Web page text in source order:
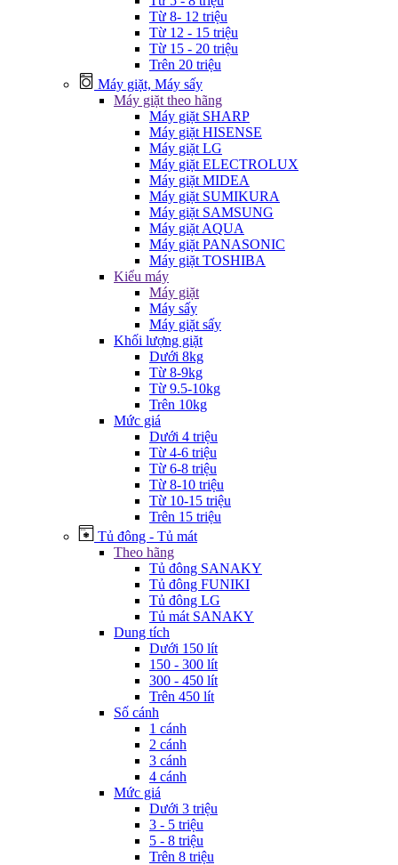
Từ 8- 12 triệu
Từ 12 - 15 triệu
Từ 15 - 20 triệu
Trên 20 triệu
Máy giặt, Máy sấy
Máy giặt theo hãng
Máy giặt SHARP
Máy giặt HISENSE
Máy giặt LG
Máy giặt ELECTROLUX
Máy giặt MIDEA
Máy giặt SUMIKURA
Máy giặt SAMSUNG
Máy giặt AQUA
Máy giặt PANASONIC
Máy giặt TOSHIBA
Kiểu máy
Máy giặt
Máy sấy
Máy giặt sấy
Khối lượng giặt
Dưới 8kg
Từ 8-9kg
Từ 9.5-10kg
Trên 10kg
Mức giá
Dưới 4 triệu
Từ 4-6 triệu
Từ 6-8 triệu
Từ 8-10 triệu
Từ 10-15 triệu
Trên 15 triệu
Tủ đông - Tủ mát
Theo hãng
Tủ đông SANAKY
Tủ đông FUNIKI
Tủ đông LG
Tủ mát SANAKY
Dung tích
Dưới 150 lít
150 - 300 lít
300 - 450 lít
Trên 450 lít
Số cánh
1 cánh
2 cánh
3 cánh
4 cánh
Mức giá
Dưới 3 triệu
3 - 5 triệu
5 - 8 triệu
Trên 8 triệu